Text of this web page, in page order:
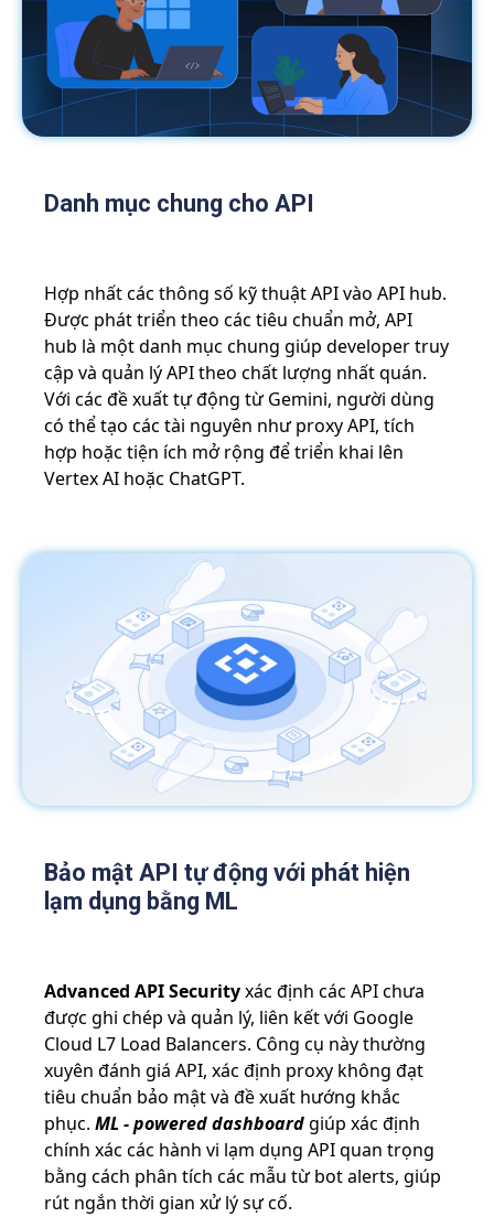
Danh mục chung cho API
Hợp nhất các thông số kỹ thuật API vào API hub.
Được phát triển theo các tiêu chuẩn mở, API
hub là một danh mục chung giúp developer truy
cập và quản lý API theo chất lượng nhất quán.
Với các đề xuất tự động từ Gemini, người dùng
có thể tạo các tài nguyên như proxy API, tích
hợp hoặc tiện ích mở rộng để triển khai lên
Vertex AI hoặc ChatGPT.
Bảo mật API tự động với phát hiện
lạm dụng bằng ML
Advanced API Securityxác định các API chưa
được ghi chép và quản lý, liên kết với Google
Cloud L7 Load Balancers. Công cụ này thường
xuyên đánh giá API, xác định proxy không đạt
tiêu chuẩn bảo mật và đề xuất hướng khắc
phục.ML - powered dashboardgiúp xác định
chính xác các hành vi lạm dụng API quan trọng
bằng cách phân tích các mẫu từ bot alerts, giúp
rút ngắn thời gian xử lý sự cố.